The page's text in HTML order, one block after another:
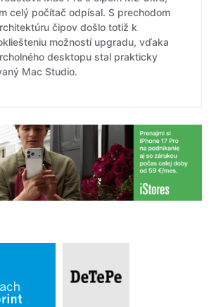
celý počítač odpísal. S prechodom
čipov došlo totiž k
možností upgradu, vďaka
desktopu stal prakticky
Mac Studio.